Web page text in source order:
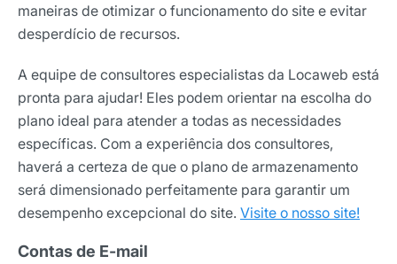
maneiras de otimizar o funcionamento do site e evitar
desperdício de recursos.
A equipe de consultores especialistas da Locaweb está
pronta para ajudar! Eles podem orientar na escolha do
plano ideal para atender a todas as necessidades
específicas. Com a experiência dos consultores,
haverá a certeza de que o plano de armazenamento
será dimensionado perfeitamente para garantir um
desempenho excepcional do site. Visite o nosso site!
Contas de E-mail